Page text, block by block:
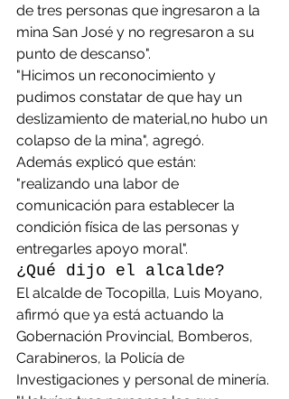
de tres personas que ingresaron a la
mina San José y no regresaron a su
punto de descanso".
"Hicimos un reconocimiento y
pudimos constatar de que hay un
deslizamiento de material,no hubo un
colapso de la mina", agregó.
Además explicó que están:
"realizando una labor de
comunicación para establecer la
condición física de las personas y
entregarles apoyo moral".
¿Qué dijo el alcalde?
El alcalde de Tocopilla, Luis Moyano,
afirmó que ya está actuando la
Gobernación Provincial, Bomberos,
Carabineros, la Policía de
Investigaciones y personal de minería.